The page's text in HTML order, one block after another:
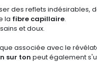
des reflets
la fibre capillaire.
et doux.
associée avec le
sur ton peut également